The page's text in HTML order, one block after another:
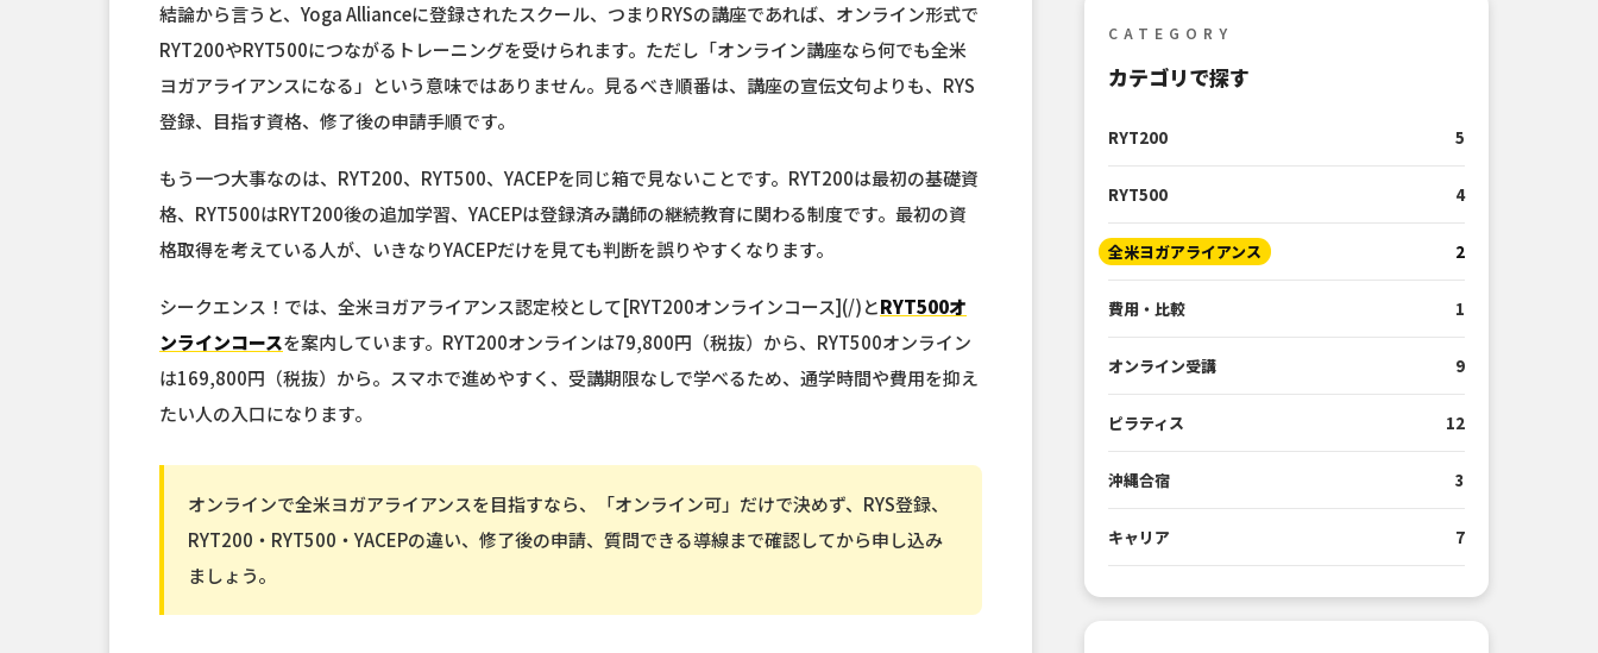
結論から言うと、Yoga Allianceに登録されたスクール、つまりRYSの講座であれば、オンライン形式で
RYT200やRYT500につながるトレーニングを受けられます。ただし「オンライン講座なら何でも全米
ヨガアライアンスになる」という意味ではありません。見るべき順番は、講座の宣伝文句よりも、RYS
登録、目指す資格、修了後の申請手順です。
もう一つ大事なのは、RYT200、RYT500、YACEPを同じ箱で見ないことです。RYT200は最初の基礎資
格、RYT500はRYT200後の追加学習、YACEPは登録済み講師の継続教育に関わる制度です。最初の資
格取得を考えている人が、いきなりYACEPだけを見ても判断を誤りやすくなります。
シークエンス！では、全米ヨガアライアンス認定校として[RYT200オンラインコース](/)とRYT500オ
ンラインコースを案内しています。RYT200オンラインは79,800円（税抜）から、RYT500オンライン
は169,800円（税抜）から。スマホで進めやすく、受講期限なしで学べるため、通学時間や費用を抑え
たい人の入口になります。
オンラインで全米ヨガアライアンスを目指すなら、「オンライン可」だけで決めず、RYS登録、
RYT200・RYT500・YACEPの違い、修了後の申請、質問できる導線まで確認してから申し込み
ましょう。
CATEGORY
カテゴリで探す
RYT200 5
RYT500 4
全米ヨガアライアンス 2
費用・比較 1
オンライン受講 9
ピラティス 12
沖縄合宿 3
キャリア 7